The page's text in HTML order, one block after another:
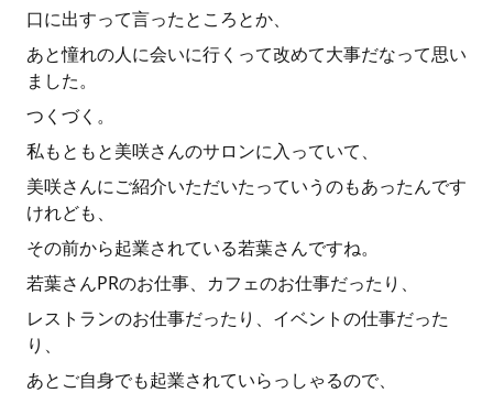
口に出すって言ったところとか、
あと憧れの人に会いに行くって改めて大事だなって思い
ました。
つくづく。
私もともと美咲さんのサロンに入っていて、
美咲さんにご紹介いただいたっていうのもあったんです
けれども、
その前から起業されている若葉さんですね。
若葉さんPRのお仕事、カフェのお仕事だったり、
レストランのお仕事だったり、イベントの仕事だった
り、
あとご自身でも起業されていらっしゃるので、